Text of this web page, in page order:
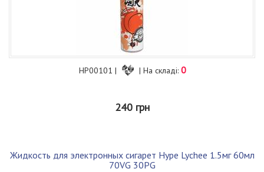
HP00101 | | На складі: 0
240 грн
Жидкость для электронных сигарет Hype Lychee 1.5мг 60мл
70VG 30PG